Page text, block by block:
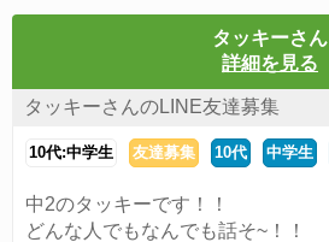
タッキーさん
詳細を見る
タッキーさんのLINE友達募集
10代:中学生 友達募集 10代 中学生
中2のタッキーです！！
どんな人でもなんでも話そ~！！